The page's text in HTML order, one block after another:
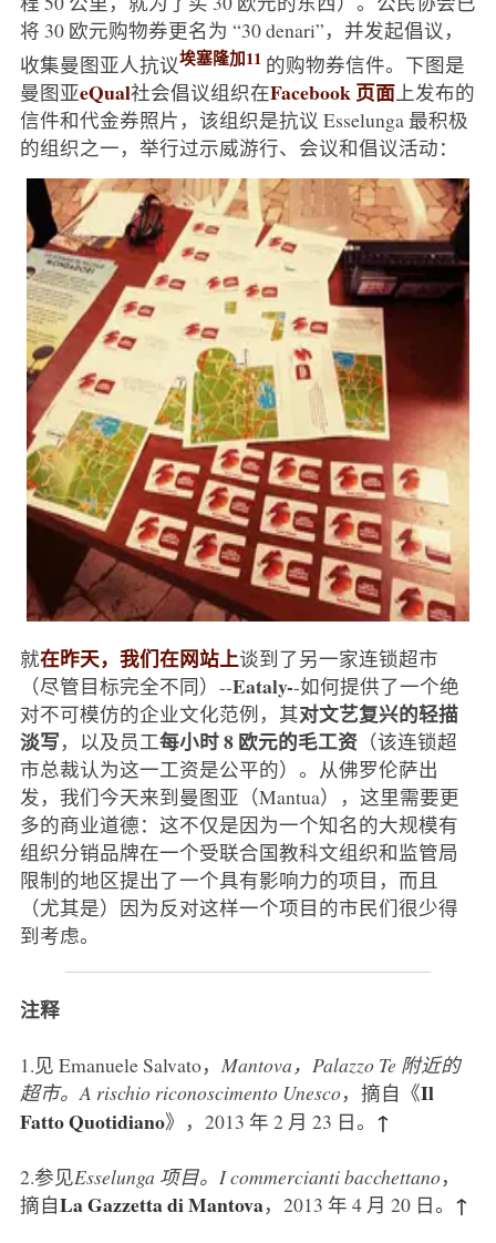
将 30 欧元购物券更名为 “30 denari”，并发起倡议，
收集曼图亚人抗议埃塞隆加11的购物券信件。下图是
曼图亚eQual社会倡议组织在Facebook 页面上发布的
信件和代金券照片，该组织是抗议 Esselunga 最积极
的组织之一，举行过示威游行、会议和倡议活动：
就在昨天，我们在网站上谈到了另一家连锁超市
（尽管目标完全不同）--Eataly--如何提供了一个绝
对不可模仿的企业文化范例，其对文艺复兴的轻描
淡写，以及员工每小时 8 欧元的毛工资（该连锁超
市总裁认为这一工资是公平的）。从佛罗伦萨出
发，我们今天来到曼图亚（Mantua），这里需要更
多的商业道德：这不仅是因为一个知名的大规模有
组织分销品牌在一个受联合国教科文组织和监管局
限制的地区提出了一个具有影响力的项目，而且
（尤其是）因为反对这样一个项目的市民们很少得
到考虑。
注释
1.见 Emanuele Salvato， Mantova，Palazzo Te 附近的
超市。A rischio riconoscimento Unesco，摘自《Il
Fatto Quotidiano》，2013 年 2 月 23 日。 ↑
2.参见Esselunga 项目。I commercianti bacchettano，
摘自La Gazzetta di Mantova，2013 年 4 月 20 日。 ↑